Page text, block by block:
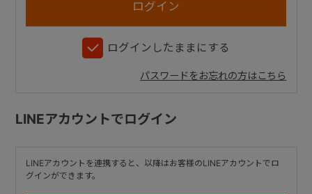
ログインしたままにする
パスワードをお忘れの方はこちら
LINEアカウントでログイン
LINEアカウントを連携すると、以降はお客様のLINEアカウントでロ
グインができます。